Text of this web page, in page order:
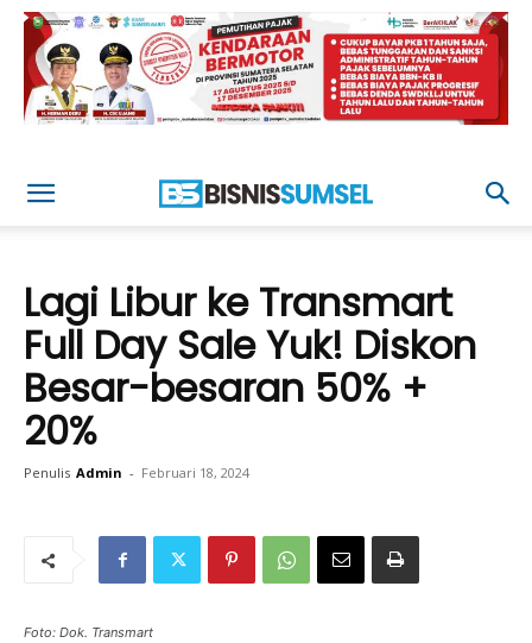
Lagi Libur ke Transmart
Full Day Sale Yuk! Diskon
Besar-besaran 50% +
20%
Penulis Admin - Februari 18, 2024
Foto: Dok. Transmart